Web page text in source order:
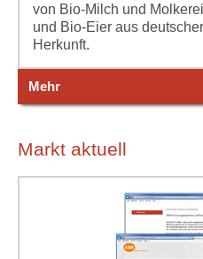
von Bio-Milch und
und Bio-Eier aus
Herkunft.
Mehr
Markt aktuell